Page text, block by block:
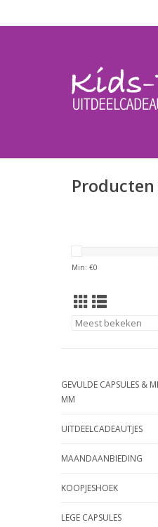
Min: €0
GEVULDE CAPSULES &
MM
UITDEELCADEAUTJES
MAANDAANBIEDING
KOOPJESHOEK
LEGE CAPSULES